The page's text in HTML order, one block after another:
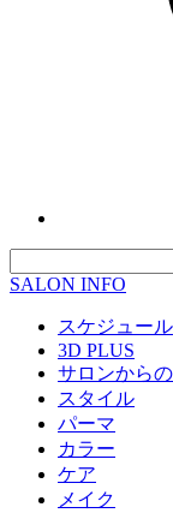
SALON INFO
スケジュール
3D PLUS
サロンから
スタイル
パーマ
カラー
ケア
メイク